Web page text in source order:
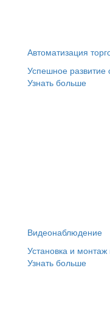
Автоматизация
Успешное развитие
Узнать больше
Видеонаблюдение
Установка и
Узнать больше